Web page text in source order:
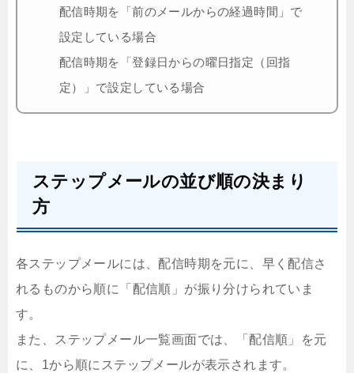
配信時期を「前のメールからの経過時間」で
設定している場合
配信時期を「登録日からの曜日指定（回指
定）」で設定している場合
ステップメールの並び順の決まり
方
各ステップメールには、配信時期を元に、早く配信さ
れるものから順に「配信順」が振り分けられていま
す。
また、ステップメール一覧画面では、「配信順」を元
に、1から順にステップメールが表示されます。